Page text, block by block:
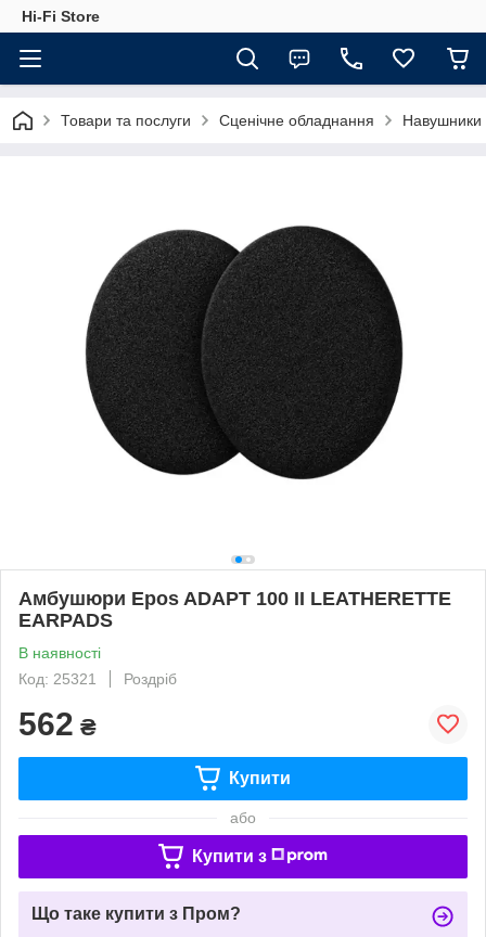
Hi-Fi Store
Товари та послуги Сценічне обладнання Навушники
Амбушюри Epos ADAPT 100 II LEATHERETTE
EARPADS
В наявності
Код: 25321
Роздріб
562 ₴
Купити
або
Купити з
Що таке купити з Пром?